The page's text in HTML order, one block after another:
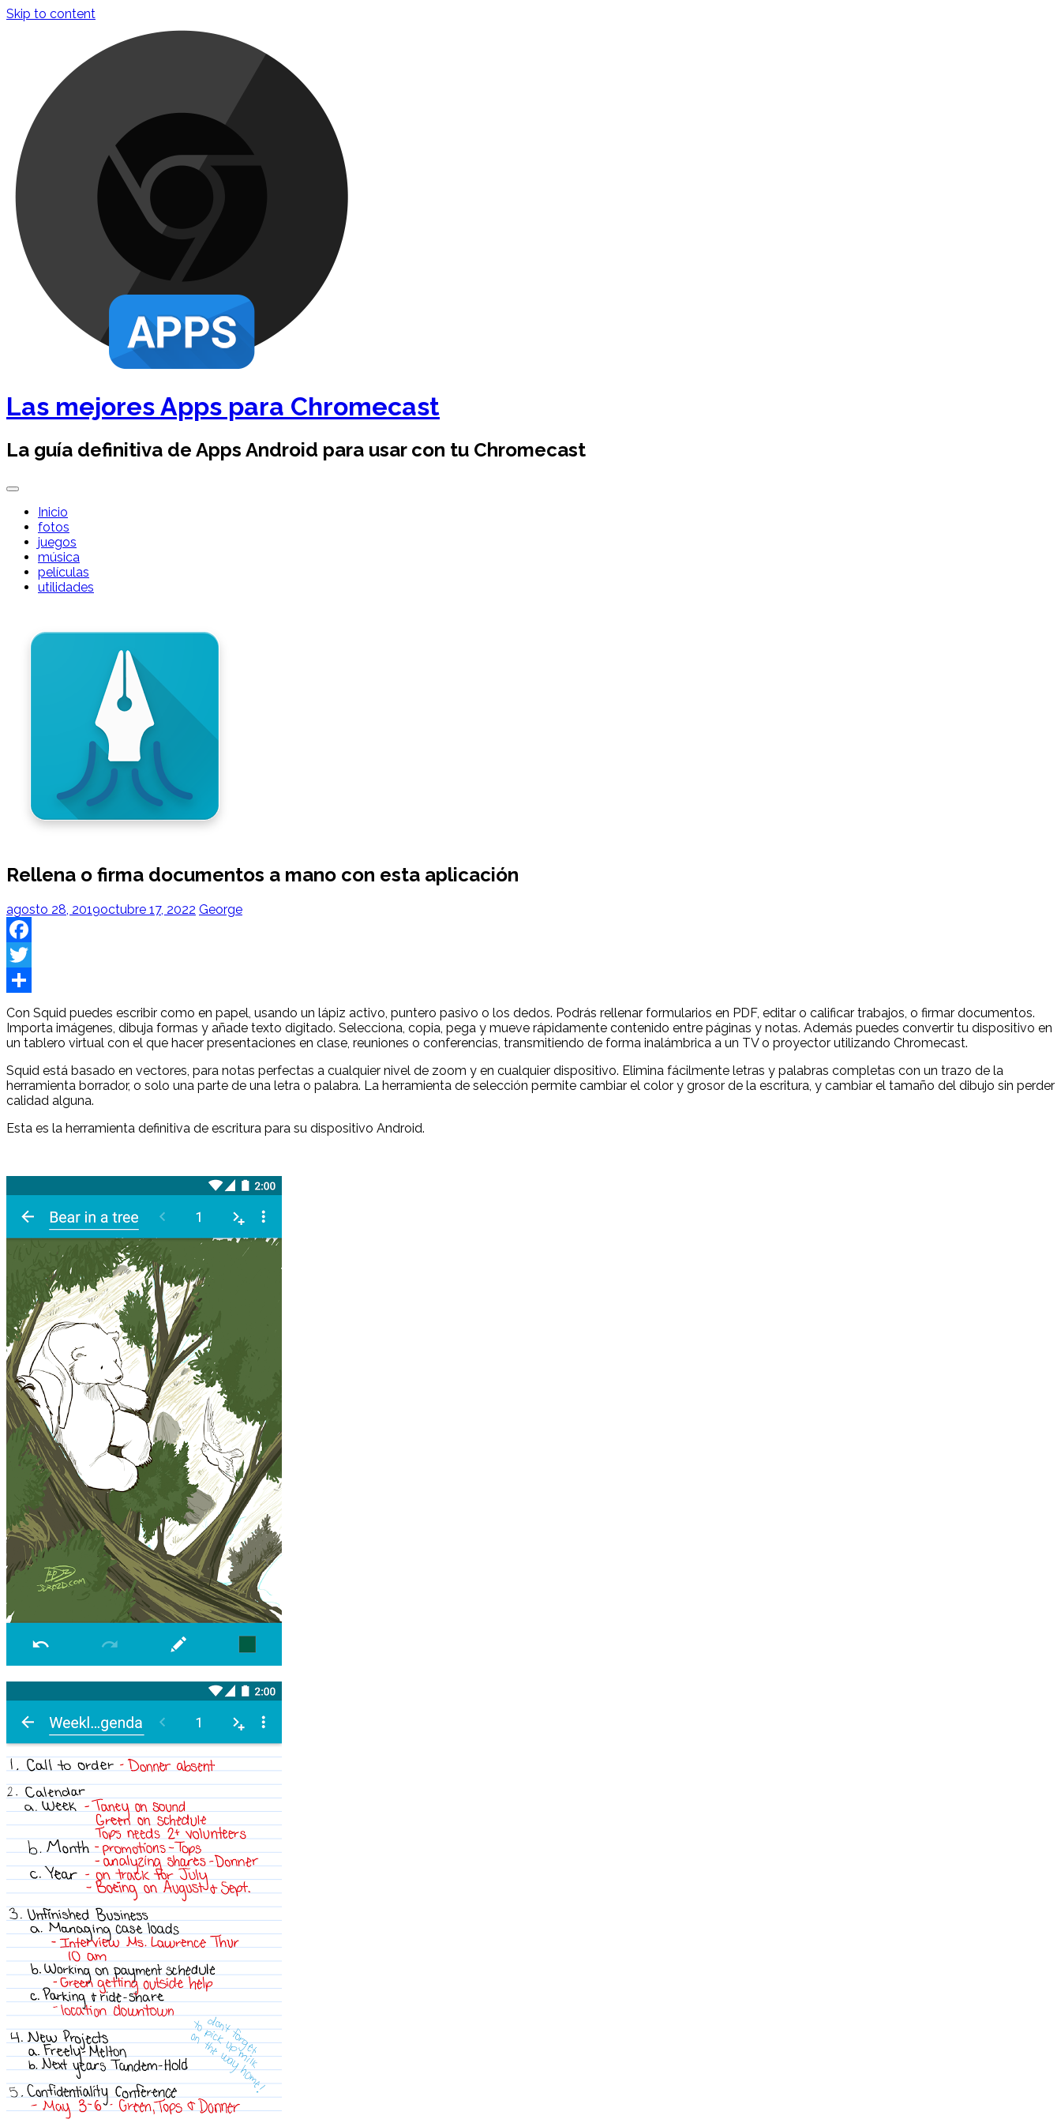
Skip to content
Las mejores Apps para Chromecast
La guía definitiva de Apps Android para usar con tu Chromecast
Inicio
fotos
juegos
música
películas
utilidades
Rellena o firma documentos a mano con esta aplicación
agosto 28, 2019octubre 17, 2022 George
Facebook
Twitter
Share
Con Squid puedes escribir como en papel, usando un lápiz activo, puntero pasivo o los dedos. Podrás rellenar formularios en PDF, editar o calificar trabajos, o firmar documentos.
Importa imágenes, dibuja formas y añade texto digitado. Selecciona, copia, pega y mueve rápidamente contenido entre páginas y notas. Además puedes convertir tu dispositivo en
un tablero virtual con el que hacer presentaciones en clase, reuniones o conferencias, transmitiendo de forma inalámbrica a un TV o proyector utilizando Chromecast.
Squid está basado en vectores, para notas perfectas a cualquier nivel de zoom y en cualquier dispositivo. Elimina fácilmente letras y palabras completas con un trazo de la
herramienta borrador, o solo una parte de una letra o palabra. La herramienta de selección permite cambiar el color y grosor de la escritura, y cambiar el tamaño del dibujo sin perder
calidad alguna.
Esta es la herramienta definitiva de escritura para su dispositivo Android.